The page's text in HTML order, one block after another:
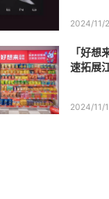
2024/11/
「好
速拓展
2024/11/